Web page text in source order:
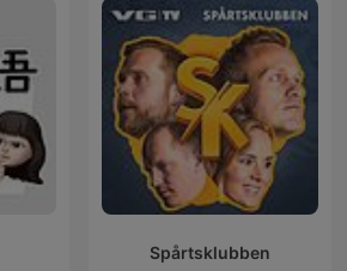
Spårtsklubben